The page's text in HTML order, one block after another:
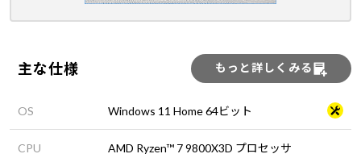
主な仕様 もっと詳しくみる
OS Windows 11 Home 64ビット
CPU AMD Ryzen™ 7 9800X3D プロセッサ